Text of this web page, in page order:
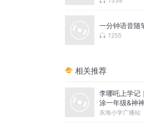
一分钟语音随
1255
相关推荐
李哪吒上学记
涂一年级&神
级
东海小学广播站